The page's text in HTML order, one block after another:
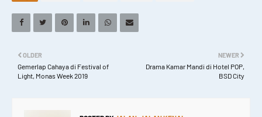
NEWER
Drama Kamar Mandi di Hotel POP,
BSD City
OLDER
Gemerlap Cahaya di Festival of
Light, Monas Week 2019